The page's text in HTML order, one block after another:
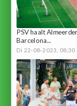
PSV haalt
Barcelona...
Di 22-08-2023, 08:30